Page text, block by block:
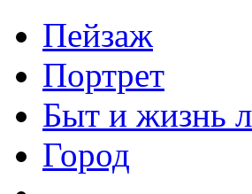
Пейзаж
Портрет
Быт и жизнь
Город